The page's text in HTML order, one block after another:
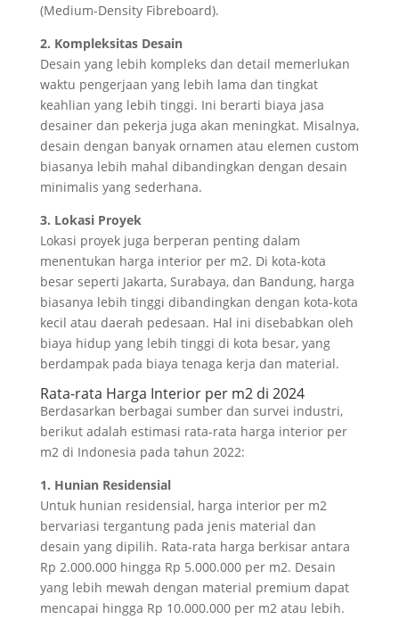
(Medium-Density Fibreboard).
2. Kompleksitas Desain
Desain yang lebih kompleks dan detail memerlukan
waktu pengerjaan yang lebih lama dan tingkat
keahlian yang lebih tinggi. Ini berarti biaya jasa
desainer dan pekerja juga akan meningkat. Misalnya,
desain dengan banyak ornamen atau elemen custom
biasanya lebih mahal dibandingkan dengan desain
minimalis yang sederhana.
3. Lokasi Proyek
Lokasi proyek juga berperan penting dalam
menentukan harga interior per m2. Di kota-kota
besar seperti Jakarta, Surabaya, dan Bandung, harga
biasanya lebih tinggi dibandingkan dengan kota-kota
kecil atau daerah pedesaan. Hal ini disebabkan oleh
biaya hidup yang lebih tinggi di kota besar, yang
berdampak pada biaya tenaga kerja dan material.
Rata-rata Harga Interior per m2 di 2024
Berdasarkan berbagai sumber dan survei industri,
berikut adalah estimasi rata-rata harga interior per
m2 di Indonesia pada tahun 2022:
1. Hunian Residensial
Untuk hunian residensial, harga interior per m2
bervariasi tergantung pada jenis material dan
desain yang dipilih. Rata-rata harga berkisar antara
Rp 2.000.000 hingga Rp 5.000.000 per m2. Desain
yang lebih mewah dengan material premium dapat
mencapai hingga Rp 10.000.000 per m2 atau lebih.